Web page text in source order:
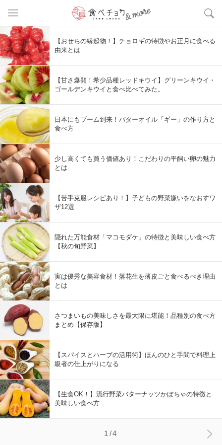
【おせちの縁起物！】チョロギの特徴やお正月に食べる
由来とは
【甘さ爆発！希少品種レッドキウイ】グリーンキウイ・
ゴールデンキウイと食べ比べてみた。
日本にもブーム到来！バターオイル「ギー」の作り方と
食べ方
少し高くても買う価値あり！こだわりの平飼い卵の魅力
とは
【苦手克服レシピあり！】子どもの野菜嫌いをなおすワ
ザ12選
隠れた万能食材「マコモダケ」の特徴と美味しい食べ方
【秋の旬野菜】
実は優秀な美容食材！落花生を薄皮ごと食べるべき理由
とは
さつまいもの美味しさを最大限に堪能！品種別の食べ方
まとめ【保存版】
【スパイスとハーブの活用術】ほんのひと手間で料理上
級者の仕上がりになる
【生食OK！】流行野菜バターナッツかぼちゃの特徴と
美味しい食べ方
1/4